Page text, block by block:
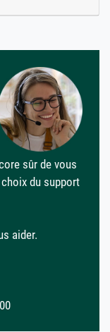
sûr de vous
du support
aider.